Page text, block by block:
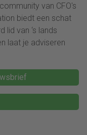
van CFO's
biedt een schat
lid van ‘s lands
laat je adviseren